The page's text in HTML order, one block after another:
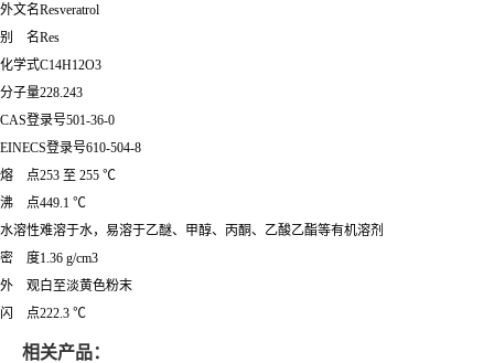
外文名Resveratrol
别 名Res
化学式C14H12O3
分子量228.243
CAS登录号501-36-0
EINECS登录号610-504-8
熔 点253 至 255 ℃
沸 点449.1 ℃
水溶性难溶于水，易溶于乙醚、甲醇、丙酮、乙酸乙酯等有机溶剂
密 度1.36 g/cm3
外 观白至淡黄色粉末
闪 点222.3 ℃
相关产品：